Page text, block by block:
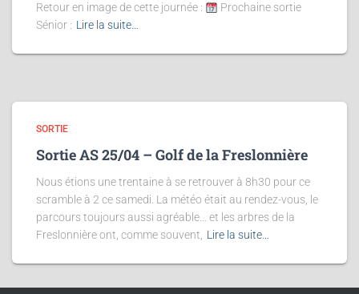
Retour en image de cette journée :
Prochaine sortie
Sénior : Lire la suite…
SORTIE
Sortie AS 25/04 – Golf de la Freslonnière
Nous étions une trentaine à se retrouver à 8h30 pour ce
scramble à 2 ce samedi. La météo était au rendez-vous, le
parcours toujours aussi agréable… et les arbres de la
Freslonnière ont, comme souvent,
Lire la suite…